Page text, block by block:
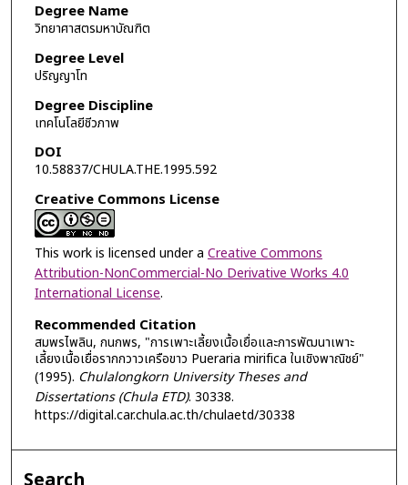
Degree Name
วิทยาศาสตรมหาบัณฑิต
Degree Level
ปริญญาโท
Degree Discipline
เทคโนโลยีชีวภาพ
DOI
10.58837/CHULA.THE.1995.592
Creative Commons License
This work is licensed under a Creative Commons
Attribution-NonCommercial-No Derivative Works 4.0
International License.
Recommended Citation
สมพรไพลิน, กนกพร, "การเพาะเลี้ยงเนื้อเยื่อและการพัฒนาเพาะ
เลี้ยงเนื้อเยื่อรากกวาวเครือขาว Pueraria mirifica ในเชิงพาณิชย์"
(1995). Chulalongkorn University Theses and
Dissertations (Chula ETD). 30338.
https://digital.car.chula.ac.th/chulaetd/30338